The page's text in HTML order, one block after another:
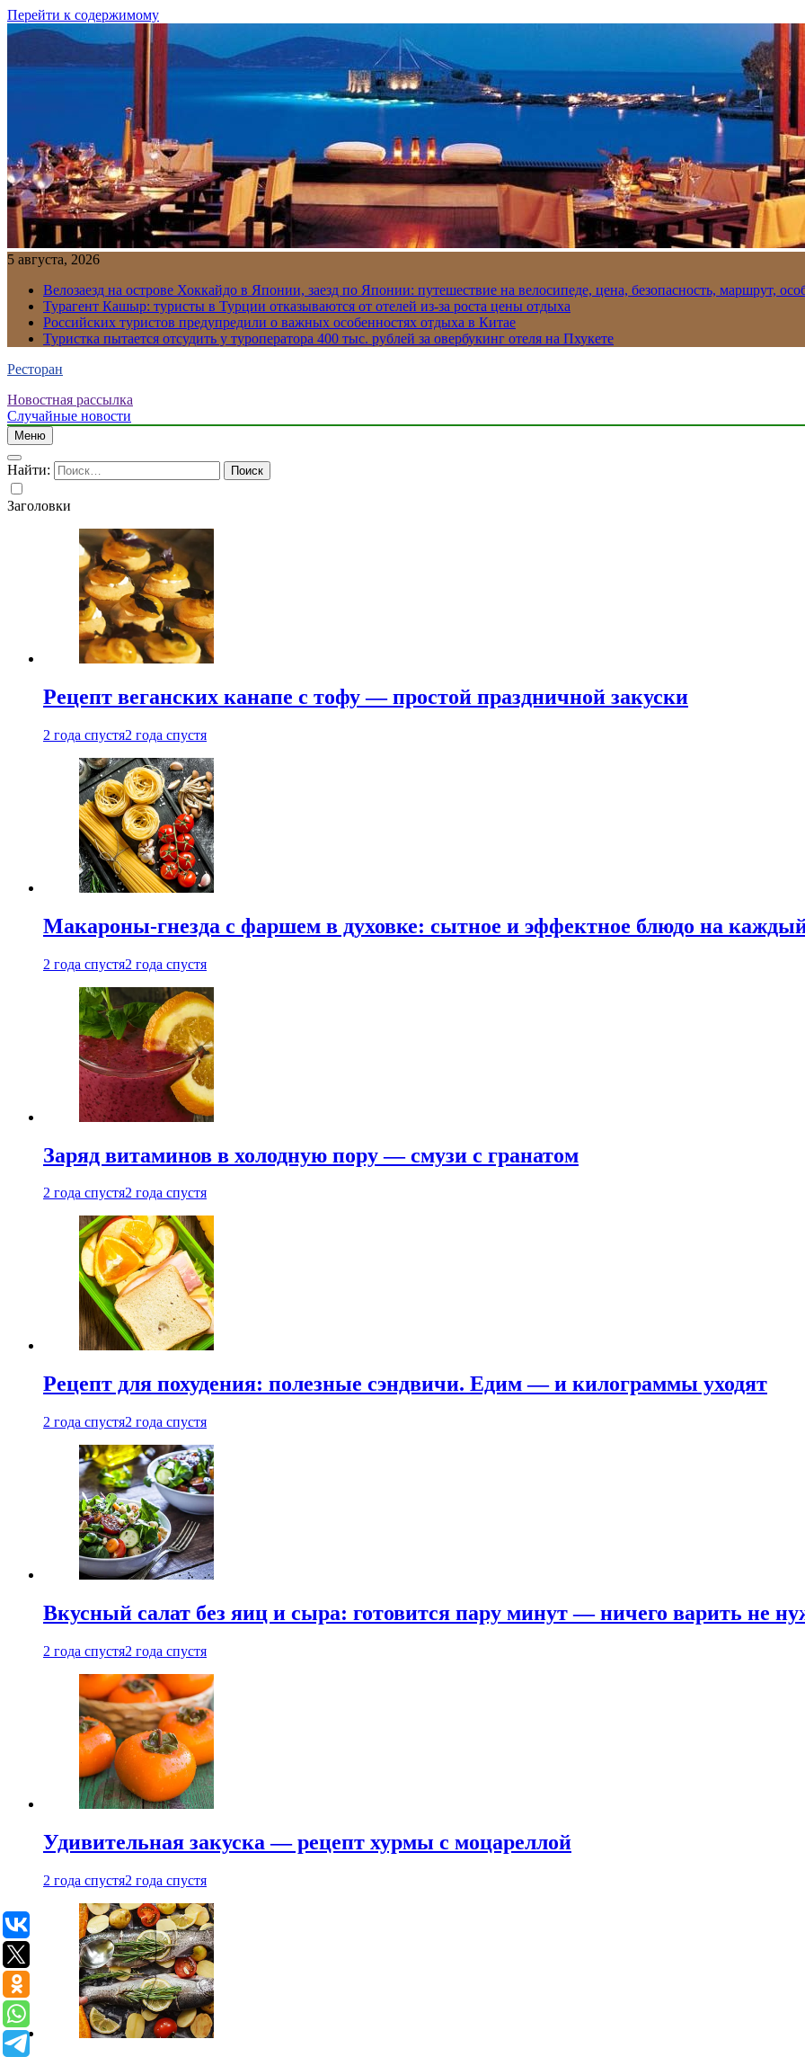
Перейти к содержимому
5 августа, 2026
Велозаезд на острове Хоккайдо в Японии, заезд по Японии: путешествие на велосипеде, цена, безопасность, маршрут,
Турагент Кашыр: туристы в Турции отказываются от отелей из-за роста цены отдыха
Российских туристов предупредили о важных особенностях отдыха в Китае
Туристка пытается отсудить у туроператора 400 тыс. рублей за овербукинг отеля на Пхукете
Ресторан
Новостная рассылка
Случайные новости
Меню
Найти:
Заголовки
Рецепт веганских канапе с тофу — простой праздничной закуски
2 года спустя2 года спустя
Макароны-гнезда с фаршем в духовке: сытное и эффектное блюдо на
2 года спустя2 года спустя
Заряд витаминов в холодную пору — смузи с гранатом
2 года спустя2 года спустя
Рецепт для похудения: полезные сэндвичи. Едим — и килограммы уходят
2 года спустя2 года спустя
Вкусный салат без яиц и сыра: готовится пару минут — ничего варить не
2 года спустя2 года спустя
Удивительная закуска — рецепт хурмы с моцареллой
2 года спустя2 года спустя